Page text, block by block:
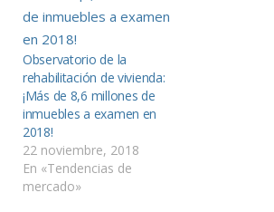
Observatorio de la
rehabilitación de vivienda:
¡Más de 8,6 millones de
inmuebles a examen en
2018!
22 noviembre, 2018
En «Tendencias de
mercado»